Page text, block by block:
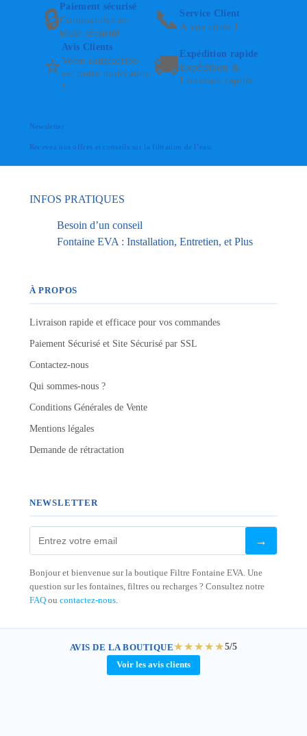
🔒Paiement sécurisé
Commandez en
toute sécurité
📞 Service Client
A vos côtés !
⭐
Avis Clients
Votre satisfaction
est notre motivation
!
🚚Expédition rapide
Expédition &
Livraison rapide
Newsletter
Recevez nos offres et conseils sur la filtration de l’eau.
INFOS PRATIQUES
Besoin d’un conseil
Fontaine EVA : Installation, Entretien, et Plus
À PROPOS
Livraison rapide et efficace pour vos commandes
Paiement Sécurisé et Site Sécurisé par SSL
Contactez-nous
Qui sommes-nous ?
Conditions Générales de Vente
Mentions légales
Demande de rétractation
NEWSLETTER
→
Bonjour et bienvenue sur la boutique Filtre Fontaine EVA. Une
question sur les fontaines, filtres ou recharges ? Consultez notre
FAQou contactez-nous.
AVIS DE LA BOUTIQUE★★★★★5/5
Voir les avis clients